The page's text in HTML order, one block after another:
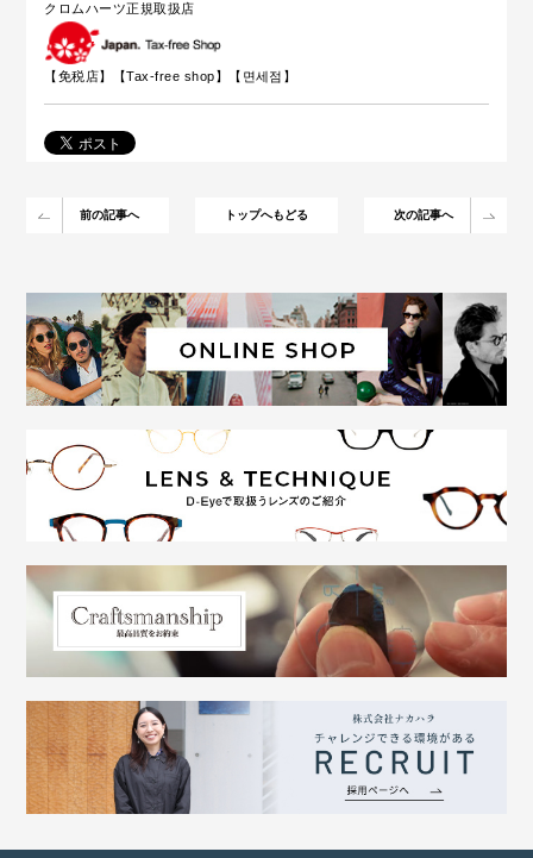
クロムハーツ正規取扱店
【免税店】【Tax-free shop】【면세점】
前の記事へ トップへもどる 次の記事へ